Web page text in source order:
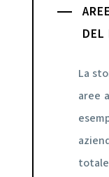
DEL
La
aree